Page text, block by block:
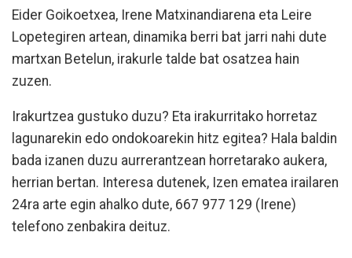
Eider Goikoetxea, Irene Matxinandiarena eta Leire
Lopetegiren artean, dinamika berri bat jarri nahi dute
martxan Betelun, irakurle talde bat osatzea hain
zuzen.
Irakurtzea gustuko duzu? Eta irakurritako horretaz
lagunarekin edo ondokoarekin hitz egitea? Hala baldin
bada izanen duzu aurrerantzean horretarako aukera,
herrian bertan. Interesa dutenek, Izen ematea irailaren
24ra arte egin ahalko dute, 667 977 129 (Irene)
telefono zenbakira deituz.